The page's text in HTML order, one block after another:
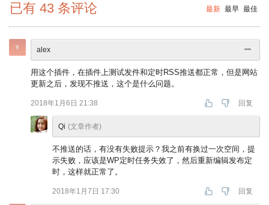
已有 43 条评论 最新 最早 最佳
alex
用这个插件，在插件上测试发件和定时RSS推送都正常，但是网站
更新之后，发现不推送，这个是什么问题。
2018年1月6日 21:38 回复
Qi (文章作者)
不推送的话，有没有失败提示？我之前有换过一次空间，提
示失败，应该是WP定时任务失效了，然后重新编辑发布定
时，这样就正常了。
2018年1月7日 17:30 回复